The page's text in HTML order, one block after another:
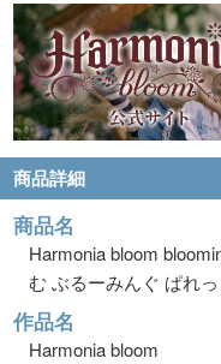
商品詳細
商品名
Harmonia bloom
む ぶるーみんぐ ぱれ
作品名
Harmonia bloom